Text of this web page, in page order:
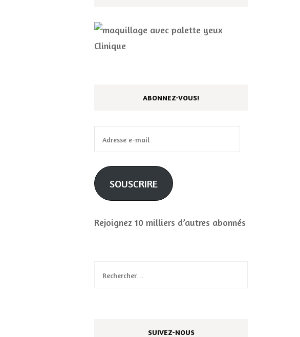
ABONNEZ-VOUS!
e-
mail
SOUSCRIRE
Rejoignez 10 milliers d’autres abonnés
Rechercher :
SUIVEZ-NOUS